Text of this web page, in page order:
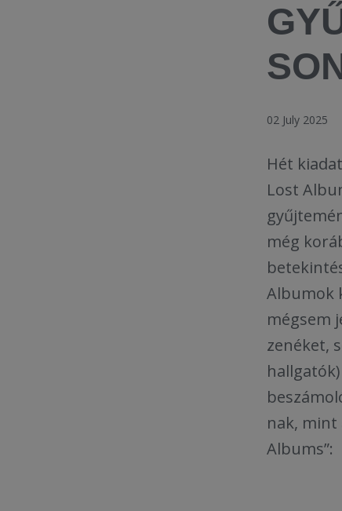
02 July 2025
Hét
Lost
még
Albumok
mégsem
zenéket,
nak, mint
Albums”: